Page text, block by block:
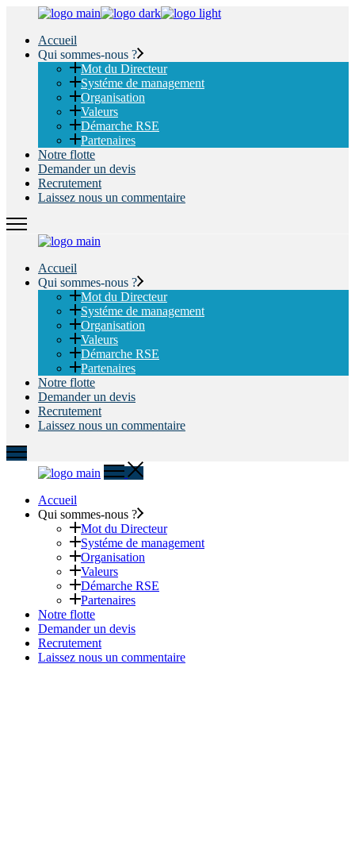
content
Accueil
Qui sommes-nous ?
Mot du Directeur
Systéme de management
Organisation
Valeurs
Démarche RSE
Partenaires
Notre flotte
Demander un devis
Recrutement
Laissez nous un commentaire
Accueil
Qui sommes-nous ?
Mot du Directeur
Systéme de management
Organisation
Valeurs
Démarche RSE
Partenaires
Notre flotte
Demander un devis
Recrutement
Laissez nous un commentaire
Accueil
Qui sommes-nous ?
Mot du Directeur
Systéme de management
Organisation
Valeurs
Démarche RSE
Partenaires
Notre flotte
Demander un devis
Recrutement
Laissez nous un commentaire